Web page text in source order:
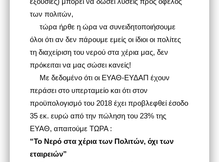
των πολιτών,
τώρα ήρθε η ώρα να συνειδητοποιήσουμε
όλοι ότι αν δεν πάρουμε εμείς οι ίδιοι οι πολίτες
τη διαχείριση του νερού στα χέρια μας, δεν
πρόκειται να μας σώσει κανείς!
Με δεδομένο ότι οι ΕΥΑΘ-ΕΥΔΑΠ έχουν
περάσει στο υπερταμείο και ότι στον
προϋπολογισμό του 2018 έχει προβλεφθεί έσοδο
35 εκ. ευρώ από την πώληση του 23% της
ΕΥΑΘ, απαιτούμε ΤΩΡΑ :
“Το Νερό στα χέρια των Πολιτών, όχι των
εταιρειών”